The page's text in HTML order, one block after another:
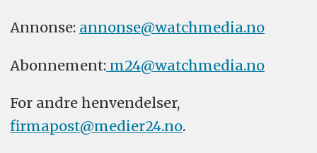
Annonse: annonse@watchmedia.no
Abonnement:m24@watchmedia.no
For andre henvendelser,
firmapost@medier24.no.